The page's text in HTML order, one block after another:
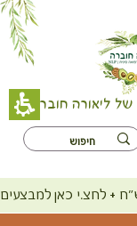
של ליאורה חוברה